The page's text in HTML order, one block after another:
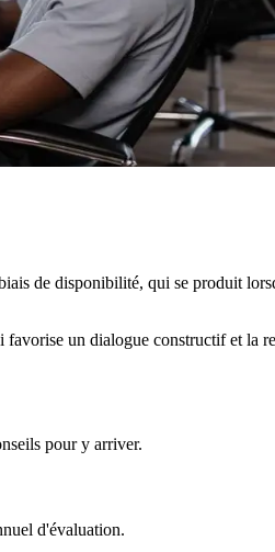
de disponibilité, qui se produit
favorise un dialogue constructif et la
pour y arriver.
d'évaluation.